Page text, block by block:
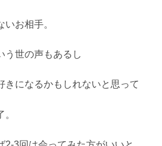
いお相手。
う世の声もあるし
きになるかもしれないと思って